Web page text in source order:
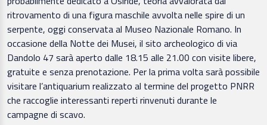
ritrovamento di una figura maschile avvolta nelle spire di un
serpente, oggi conservata al Museo Nazionale Romano. In
occasione della Notte dei Musei, il sito archeologico di via
Dandolo 47 sarà aperto dalle 18.15 alle 21.00 con visite libere,
gratuite e senza prenotazione. Per la prima volta sarà possibile
visitare l’antiquarium realizzato al termine del progetto PNRR
che raccoglie interessanti reperti rinvenuti durante le
campagne di scavo.